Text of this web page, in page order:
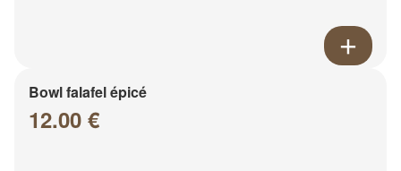
Bowl falafel épicé
12.00 €